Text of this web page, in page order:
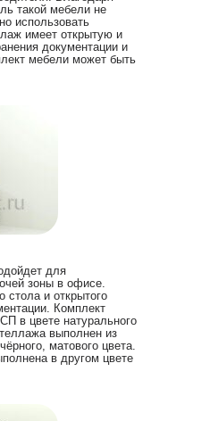
такой мебели не
использовать
имеет открытую и
документации и
мебели может быть
для
зоны в офисе.
стола и открытого
Комплект
в цвете натурального
выполнен из
матового цвета.
в другом цвете